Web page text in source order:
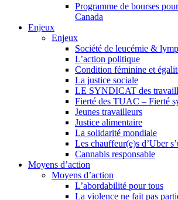
Programme de bourses
Canada
Enjeux
Enjeux
Société de leucémie &
L’action politique
Condition féminine et
La justice sociale
LE SYNDICAT des
Fierté des TUAC – Fierté
Jeunes travailleurs
Justice alimentaire
La solidarité mondiale
Les chauffeur(e)s d’Uber
Cannabis responsable
Moyens d’action
Moyens d’action
L’abordabilité pour tous
La violence ne fait pas